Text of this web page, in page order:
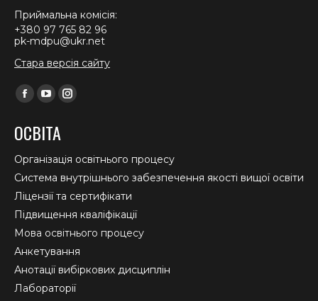
Приймальна комісія:
+380 97 765 82 96
pk-mdpu@ukr.net
Стара версія сайту
Find us on:
Facebook
opens
in
new
window
YouTube
opens
in
new
window
Instagram
in
new
window
ОСВІТА
Організація освітнього процесу
Система внутрішнього забезпечення якості вищої освіти
Ліцензії та сертифікати
Підвищення кваліфікації
Мова освітнього процесу
Анкетування
Анотації вибіркових дисциплін
Лабораторії